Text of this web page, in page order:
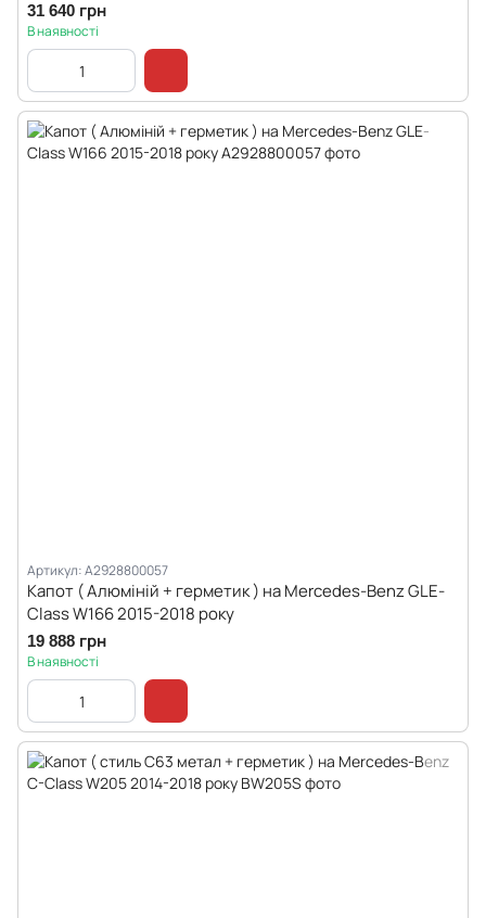
31 640 грн
В наявності
Артикул: A2928800057
Капот ( Алюміній + герметик ) на Mercedes-Benz GLE-
Class W166 2015-2018 року
19 888 грн
В наявності